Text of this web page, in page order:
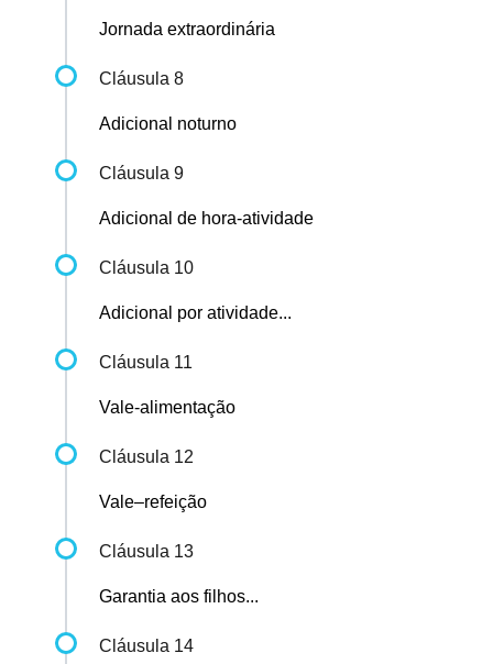
Jornada extraordinária
Cláusula 8
Adicional noturno
Cláusula 9
Adicional de hora-atividade
Cláusula 10
Adicional por atividade...
Cláusula 11
Vale-alimentação
Cláusula 12
Vale–refeição
Cláusula 13
Garantia aos filhos...
Cláusula 14